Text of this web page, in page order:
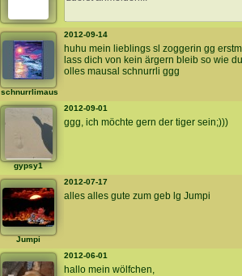
schnurrlimaus
2012-09-14
huhu mein lieblings sl zoggerin gg
lass dich von kein ärgern bleib so wie
olles mausal schnurrli ggg
gypsy1
2012-09-01
ggg, ich möchte gern der tiger sein;)))
Jumpi
2012-07-17
alles alles gute zum geb lg Jumpi
2012-06-01
hallo mein wölfchen,